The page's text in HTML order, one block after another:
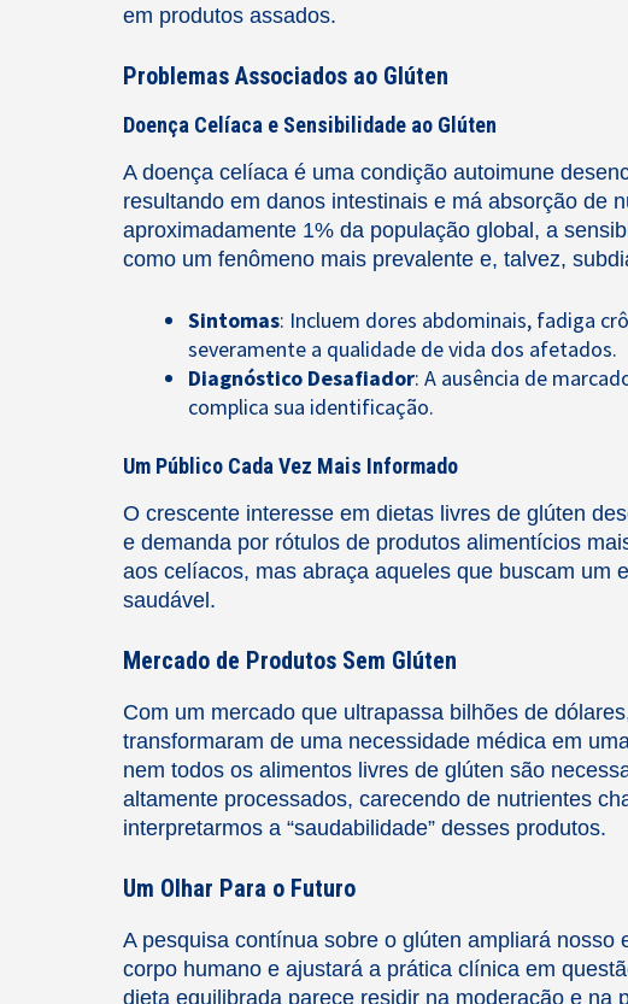
em produtos assados.
Problemas Associados ao Glúten
Doença Celíaca e Sensibilidade ao Glúten
A doença celíaca é uma condição autoimune
resultando em danos intestinais e má absorção de
aproximadamente 1% da população global, a
como um fenômeno mais prevalente e, talvez,
Sintomas: Incluem dores abdominais, fadiga
severamente a qualidade de vida dos afetados.
Diagnóstico Desafiador: A ausência de
complica sua identificação.
Um Público Cada Vez Mais Informado
O crescente interesse em dietas livres de glúten
e demanda por rótulos de produtos alimentícios
aos celíacos, mas abraça aqueles que buscam um
saudável.
Mercado de Produtos Sem Glúten
Com um mercado que ultrapassa bilhões de
transformaram de uma necessidade médica em
nem todos os alimentos livres de glúten são
altamente processados, carecendo de nutrientes
interpretarmos a “saudabilidade” desses produtos.
Um Olhar Para o Futuro
A pesquisa contínua sobre o glúten ampliará nosso
corpo humano e ajustará a prática clínica em
dieta equilibrada parece residir na moderação e na